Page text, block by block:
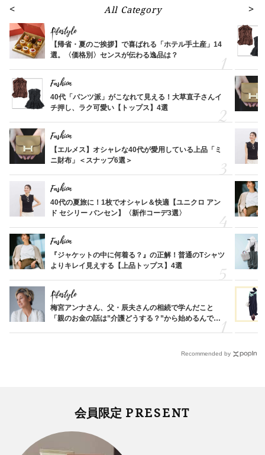
All Category
Lifestyle
【帰省・夏のご挨拶】で喜ばれる「ホテル手土産」14
選。〈価格別〉センスが伝わる逸品は？
Fashion
40代「パンツ派」がこなれて見える！大草直子さんイ
チ押し、ラク可愛い【トップス】4選
Fashion
【エルメス】オシャレな40代が愛用している上品「ミ
ニ財布」＜スナップ6選＞
Fashion
40代の夏旅に！1枚でオシャレ＆快適【ユニクロ アン
ド セシリー バンセン】〈新作コーデ3選〉
Fashion
『ジャケットの中に何着る？』の正解！普通のTシャツ
よりキレイ見えする【上品トップス】4選
Lifestyle
梅宮アンナさん、父・辰夫さんの相続で学んだこと
「親のお金の話は”介護どうする？”から始めるんで
Recommended by
会員限定 PRESENT